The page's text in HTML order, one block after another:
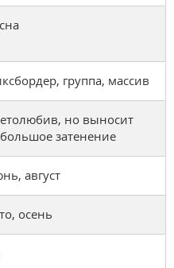
группа, массив
но выносит
затенение
август
осень